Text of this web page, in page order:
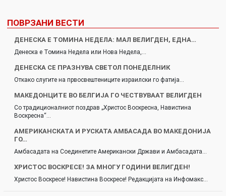
ПОВРЗАНИ ВЕСТИ
ДЕНЕСКА Е ТОМИНА НЕДЕЛА: МАЛ ВЕЛИГДЕН, ЕДНА…
Денеска е Томина Недела или Нова Недела,…
ДЕНЕСКА СЕ ПРАЗНУВА СВЕТОЛ ПОНЕДЕЛНИК
Откако слугите на првосвештениците израилски го фатија…
МАКЕДОНЦИТЕ ВО БЕЛГИЈА ГО ЧЕСТВУВААТ ВЕЛИГДЕН
Со традиционалниот поздрав „Христос Воскресна, Навистина
Воскресна“…
АМЕРИКАНСКАТА И РУСКАТА АМБАСАДА ВО МАКЕДОНИЈА
ГО…
Амбасадата на Соединетите Американски Држави и Амбасадата…
ХРИСТОС ВОСКРЕСЕ! ЗА МНОГУ ГОДИНИ ВЕЛИГДЕН!
Христос Воскресе! Навистина Воскресе! Редакцијата на Инфомакс…